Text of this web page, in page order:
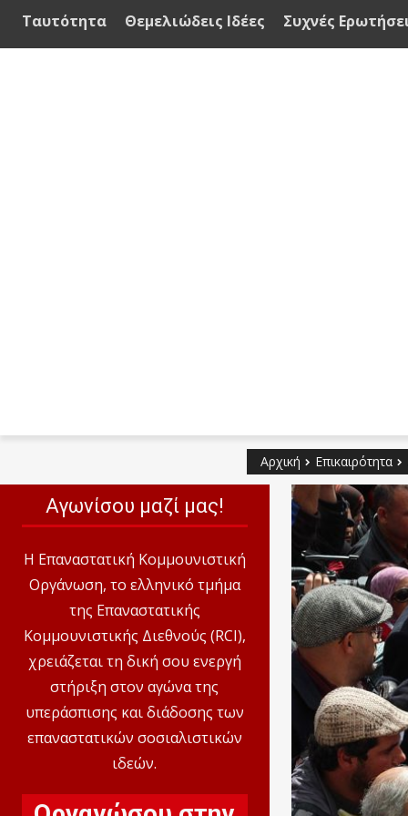
Ταυτότητα Θεμελιώδεις Ιδέες Συχνές
Αρχική Επικαιρότητα
Αγωνίσου μαζί μας!
Η Επαναστατική Κομμουνιστική
Οργάνωση, το ελληνικό τμήμα
της Επαναστατικής
Κομμουνιστικής Διεθνούς (RCI),
χρειάζεται τη δική σου ενεργή
στήριξη στον αγώνα της
υπεράσπισης και διάδοσης των
επαναστατικών σοσιαλιστικών
ιδεών.